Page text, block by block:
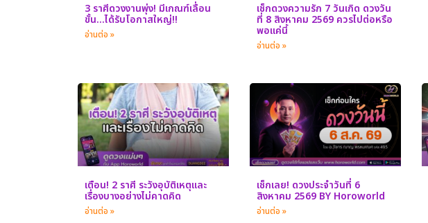
3 ราศีดวงงานพุ่ง! มีเกณฑ์เลื่อน
ขั้น…ได้รับโอกาสใหญ่!!
อ่านต่อ »
เช็กดวงความรัก 7 วันเกิด ดวงวัน
ที่ 8 สิงหาคม 2569 ควรไปต่อหรือ
พอแค่นี้
อ่านต่อ »
เตือน! 2 ราศี ระวังอุบัติเหตุและ
เรื่องบางอย่างไม่คาดคิด
อ่านต่อ »
เช็กเลย! ดวงประจำวันที่ 6
สิงหาคม 2569 BY Horoworld
อ่านต่อ »